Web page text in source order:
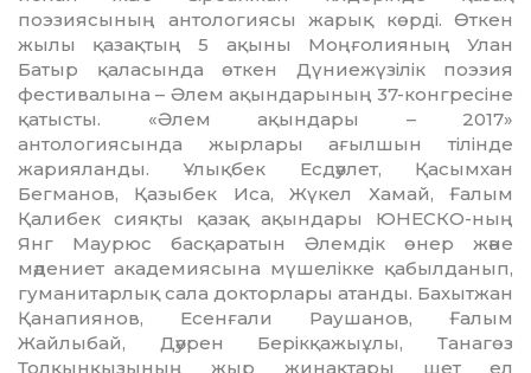
поэзиясының антологиясы жа­рық көрді. Өткен
жылы қазақтың 5 ақыны Моңғолияның Улан
Батыр қаласында өткен Дүние­жү­зілік поэзия
фестивалына – Әлем ақындарының 37-кон­гре­сіне
қатысты. «Әлем ақын­­дары – 2017»
антологиясында жырлары ағылшын тілінде
жарияланды. Ұлықбек Есдәулет, Қасымхан
Бегманов, Қазыбек Иса, Жүкел Хамай, Ғалым
Қалибек сияқты қазақ ақындары ЮНЕСКО-ның
Янг Маурюс басқаратын Әлемдік өнер және
мәдениет академиясына мү­ше­лікке қабылданып,
гуманитарлық сала докторлары атанды. Бахытжан
Қанапиянов, Есенғали Раушанов, Ғалым
Жайлыбай, Дәу­рен Берікқажыұлы, Танагөз
Толқынқызының жыр жинақта­ры шет ел